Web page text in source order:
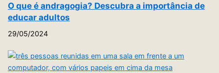
O que é andragogia? Descubra a importância de
educar adultos
29/05/2024